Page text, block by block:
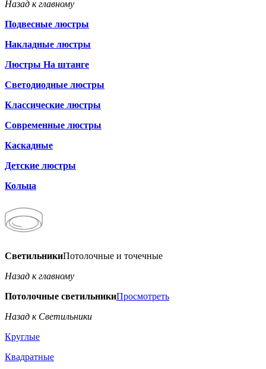
Назад к главному
Подвесные люстры
Накладные люстры
Люстры На штанге
Светодиодные люстры
Классические люстры
Современные люстры
Каскадные
Детские люстры
Кольца
СветильникиПотолочные и точечные
Назад к главному
Потолочные светильникиПросмотреть
Назад к Светильники
Круглые
Квадратные